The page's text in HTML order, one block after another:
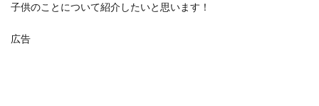
子供のことについて紹介したいと思います！
広告